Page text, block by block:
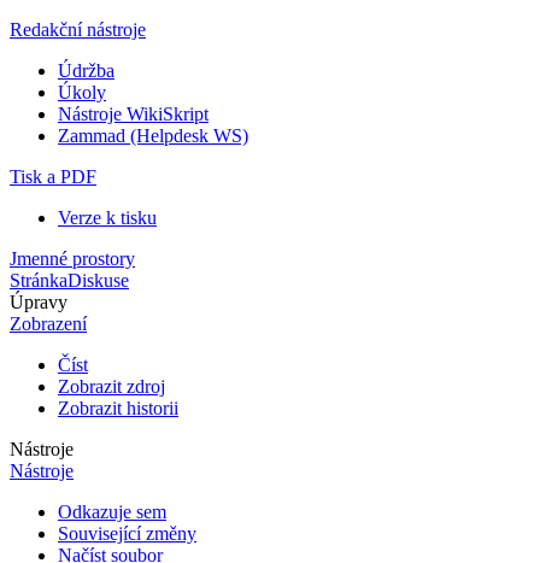
Redakční nástroje
Údržba
Úkoly
Nástroje WikiSkript
Zammad (Helpdesk WS)
Tisk a PDF
Verze k tisku
Jmenné prostory
StránkaDiskuse
Úpravy
Zobrazení
Číst
Zobrazit zdroj
Zobrazit historii
Nástroje
Nástroje
Odkazuje sem
Související změny
Načíst soubor